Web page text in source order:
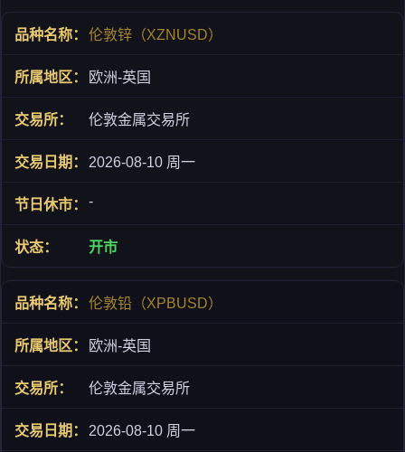
伦敦锌（XZNUSD）
欧洲-英国
伦敦金属交易所
2026-08-10 周一
-
开市
伦敦铅（XPBUSD）
欧洲-英国
伦敦金属交易所
2026-08-10 周一